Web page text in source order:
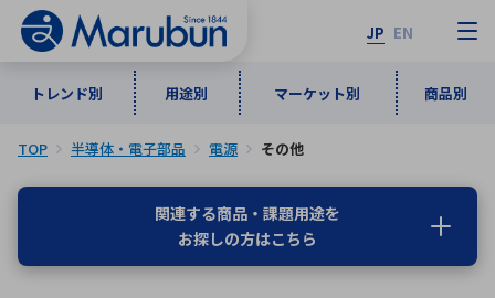
JP EN
トレンド別 用途別 マーケット別 商品別
トレンド別
インダストリアルDXソリューション
用途別
通信・ネットワーク
マーケット別
商品別
メーカ一覧
TOP 半導体・電子部品 電源 その他
関連する商品・課題用途を
お探しの方はこちら